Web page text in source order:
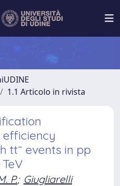
1.1 Articolo in rivista
tt¯ events in pp
P.; Giugliarelli